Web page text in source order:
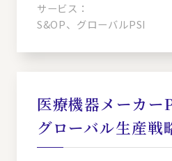
サービス：
S&OP、グローバルPSI
医療機器メーカー
グローバル生産戦